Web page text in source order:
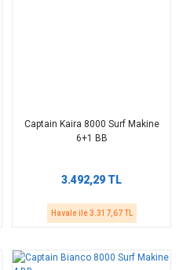
Captain Kaira 8000 Surf Makine
6+1 BB
3.492,29 TL
Havale ile 3.317,67 TL